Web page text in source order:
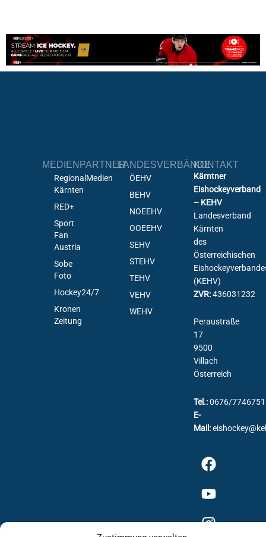
MEDIENPARTNER
RegionalMedien
Kärnten
RED+
Sport
Fan
Austria
Sobe
Foto
Hockey24/7
Kronen
Zeitung
LANDESVERBÄNDE
ÖEHV
BEHV
NOEEHV
OOEEHV
SEHV
STEHV
TEHV
VEHV
WEHV
KONTAKT
Kärntner
Eishockeyverband
– KEHV
Landesverband
Kärnten
des
Österreichischen
(KEHV)
ZVR:436031232
Peraustraße
17
9500
Villach
Österreich
Tel.:0676/7746751
E-
Mail: